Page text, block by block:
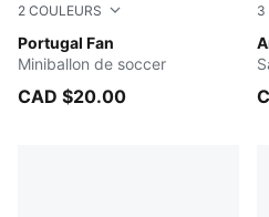
2 COULEURS
Portugal Fan
PUMA White-PUMA Black
Miniballon de soccer
CAD $20.00
3